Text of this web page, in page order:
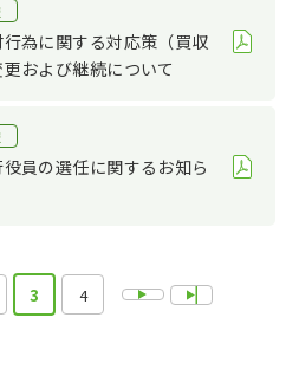
為に関する対応策（買収
および継続について
員の選任に関するお知ら
3 4